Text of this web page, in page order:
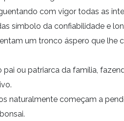
com vigor todas as
símbolo da confiabilidade e
um tronco áspero que lhe
ou patriarca da família,
começam a